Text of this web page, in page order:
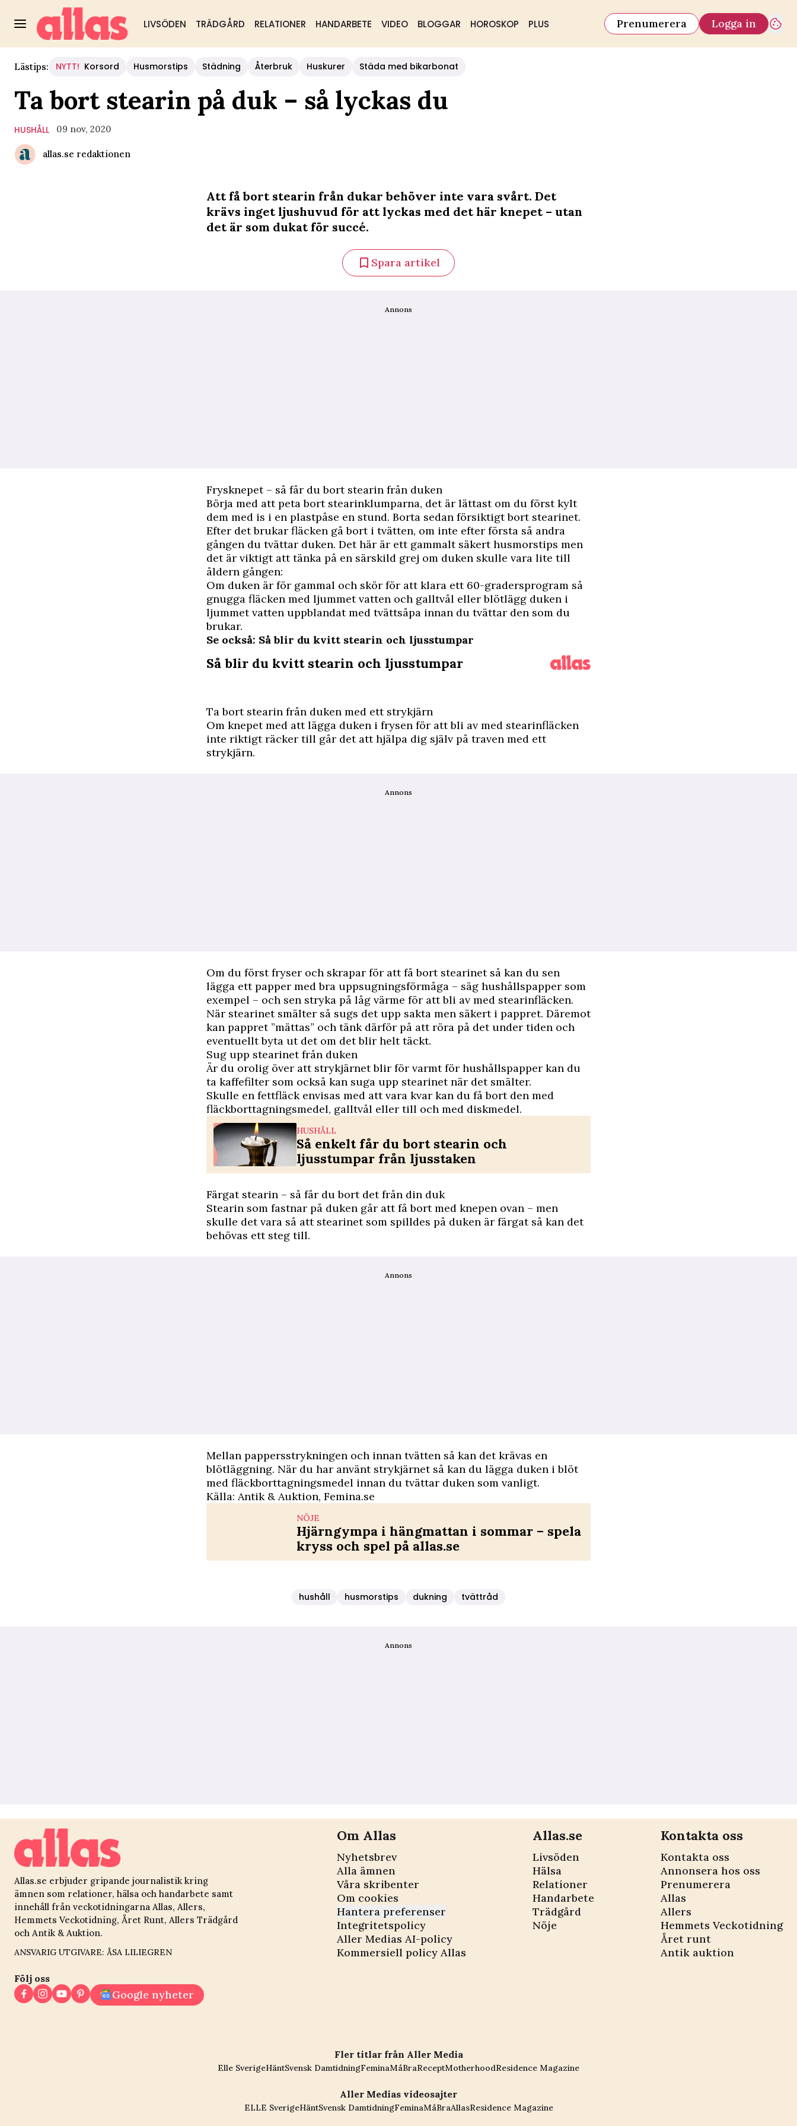
LIVSÖDEN TRÄDGÅRD RELATIONER HANDARBETE VIDEO BLOGGAR HOROSKOP PLUS Prenumerera Logga in
Lästips: NYTT! Korsord Husmorstips Städning Återbruk Huskurer Städa med bikarbonat
Ta bort stearin på duk – så lyckas du
HUSHÅLL 09 nov, 2020
allas.se redaktionen
Att få bort stearin från dukar behöver inte vara svårt. Det
krävs inget ljushuvud för att lyckas med det här knepet – utan
det är som dukat för succé.
Spara artikel
Annons
Frysknepet – så får du bort stearin från duken
Börja med att peta bort stearinklumparna, det är lättast om du först kylt
dem med is i en plastpåse en stund. Borta sedan försiktigt bort stearinet.
Efter det brukar fläcken gå bort i tvätten, om inte efter första så andra
gången du tvättar duken. Det här är ett gammalt säkert husmorstips men
det är viktigt att tänka på en särskild grej om duken skulle vara lite till
åldern gången:
Om duken är för gammal och skör för att klara ett 60-gradersprogram så
gnugga fläcken med ljummet vatten och galltvål eller blötlägg duken i
ljummet vatten uppblandat med tvättsåpa innan du tvättar den som du
brukar.
Se också: Så blir du kvitt stearin och ljusstumpar
Så blir du kvitt stearin och ljusstumpar
Ta bort stearin från duken med ett strykjärn
Om knepet med att lägga duken i frysen för att bli av med stearinfläcken
inte riktigt räcker till går det att hjälpa dig själv på traven med ett
strykjärn.
Annons
Om du först fryser och skrapar för att få bort stearinet så kan du sen
lägga ett papper med bra uppsugningsförmåga – säg hushållspapper som
exempel – och sen stryka på låg värme för att bli av med stearinfläcken.
När stearinet smälter så sugs det upp sakta men säkert i pappret. Däremot
kan pappret ”mättas” och tänk därför på att röra på det under tiden och
eventuellt byta ut det om det blir helt täckt.
Sug upp stearinet från duken
Är du orolig över att strykjärnet blir för varmt för hushållspapper kan du
ta kaffefilter som också kan suga upp stearinet när det smälter.
Skulle en fettfläck envisas med att vara kvar kan du få bort den med
fläckborttagningsmedel, galltvål eller till och med diskmedel.
HUSHÅLL
Så enkelt får du bort stearin och
ljusstumpar från ljusstaken
Färgat stearin – så får du bort det från din duk
Stearin som fastnar på duken går att få bort med knepen ovan – men
skulle det vara så att stearinet som spilldes på duken är färgat så kan det
behövas ett steg till.
Annons
Mellan pappersstrykningen och innan tvätten så kan det krävas en
blötläggning. När du har använt strykjärnet så kan du lägga duken i blöt
med fläckborttagningsmedel innan du tvättar duken som vanligt.
Källa: Antik & Auktion, Femina.se
NÖJE
Hjärngympa i hängmattan i sommar – spela
kryss och spel på allas.se
hushåll husmorstips dukning tvättråd
Annons
Allas.se erbjuder gripande journalistik kring
ämnen som relationer, hälsa och handarbete samt
innehåll från veckotidningarna Allas, Allers,
Hemmets Veckotidning, Året Runt, Allers Trädgård
och Antik & Auktion.
ANSVARIG UTGIVARE: ÅSA LILIEGREN
Följ oss
Google nyheter
Om Allas
Nyhetsbrev
Alla ämnen
Våra skribenter
Om cookies
Hantera preferenser
Integritetspolicy
Aller Medias AI-policy
Kommersiell policy Allas
Allas.se
Livsöden
Hälsa
Relationer
Handarbete
Trädgård
Nöje
Kontakta oss
Kontakta oss
Annonsera hos oss
Prenumerera
Allas
Allers
Hemmets Veckotidning
Året runt
Antik auktion
Fler titlar från Aller Media
Elle SverigeHäntSvensk DamtidningFeminaMåBraReceptMotherhoodResidence Magazine
Aller Medias videosajter
ELLE SverigeHäntSvensk DamtidningFeminaMåBraAllasResidence Magazine